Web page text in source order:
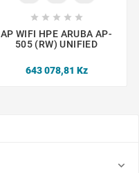
    
AP WIFI HPE ARUBA AP-
505 (RW) UNIFIED
643 078,81 Kz
